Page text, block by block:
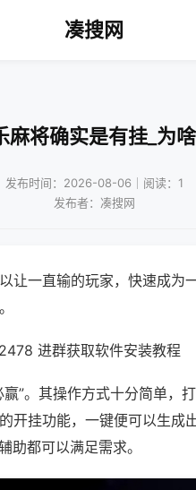
凑搜网
麻将确实是有挂_为
发布时间：2026-08-06｜阅读：1
发布者：凑搜网
让一直输的玩家，快速成为
进群获取软件安装教程
”。其操作方式十分简单，
开挂功能，一键便可以生成
助都可以满足需求。